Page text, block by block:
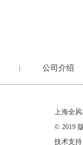
| 公司介绍
上海全
© 2019
技术支